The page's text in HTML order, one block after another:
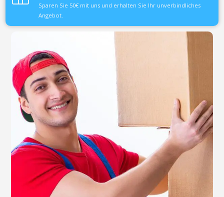
Sparen Sie 50€ mit uns und erhalten Sie Ihr unverbindliches
Angebot.